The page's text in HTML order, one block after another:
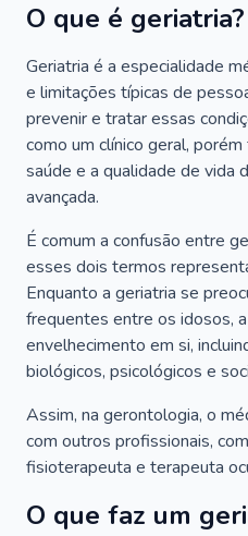
O que é geriatria?
Geriatria é a especialidade
e limitações típicas de
prevenir e tratar essas
como um clínico geral,
saúde e a qualidade de vida
avançada.
É comum a confusão entre
esses dois termos
Enquanto a geriatria se
frequentes entre os idosos,
envelhecimento em si,
biológicos, psicológicos e
Assim, na gerontologia, o
com outros profissionais,
fisioterapeuta e terapeuta
O que faz um